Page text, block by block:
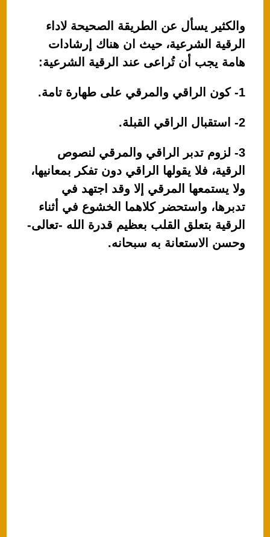
والكثير يسأل عن الطريقة الصحيحة لاداء
الرقية الشرعية، حيث ان هناك إرشادات
هامة يجب أن تُراعى عند الرقية الشرعية:
1- كون الراقي والمرقي على طهارة تامة.
2- استقبال الراقي القبلة.
3- لزوم تدبر الراقي والمرقي لنصوص
الرقية، فلا يقولها الراقي دون تفكر بمعانيها،
ولا يستمعها المرقي إلا وقد اجتهد في
تدبرها، واستحضر كلاهما الخشوع في أثناء
الرقية بتعلق القلب بعظيم قدرة الله -تعالى-
وحسن الاستعانة به سبحانه.